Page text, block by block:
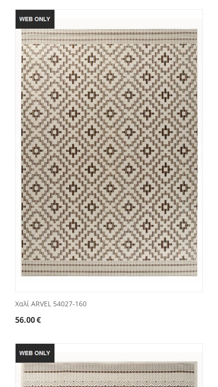
Χαλί ARVEL 54027-160
56.00€